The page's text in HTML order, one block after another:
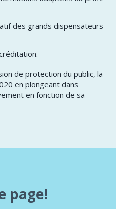
des grands dispensateurs
de protection du public, la
en plongeant dans
en fonction de sa
page!